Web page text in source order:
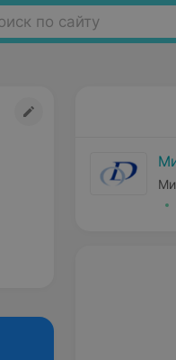
по сайту